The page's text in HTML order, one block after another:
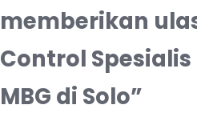
memberikan
Control
MBG di Solo”